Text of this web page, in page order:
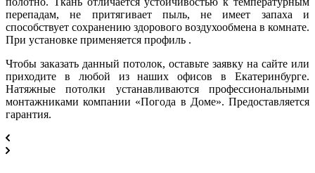
перепадам, не притягивает пыль, не имеет запаха и
способствует сохранению здорового воздухообмена в комнате.
При установке применяется профиль .
Чтобы заказать данный потолок, оставьте заявку на сайте или
приходите в любой из наших офисов в Екатеринбурге.
Натяжные потолки устанавливаются профессиональными
монтажниками компании «Погода в Доме». Предоставляется
гарантия.